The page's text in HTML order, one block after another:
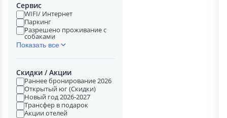
Сервис
WIFI/ Интернет
Паркинг
Разрешено проживание с
собаками
Показать все
Скидки / Акции
Раннее бронирование 2026
Открытый юг (Скидки)
Новый год 2026-2027
Трансфер в подарок
Акции отелей